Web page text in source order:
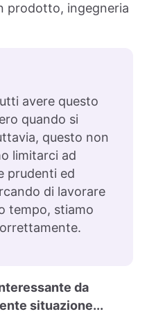
prodotto, ingegneria
avere questo
quando si
questo non
limitarci ad
prudenti ed
di lavorare
tempo, stiamo
da
situazione...